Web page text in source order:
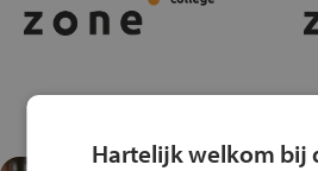
Hartelijk welkom bij